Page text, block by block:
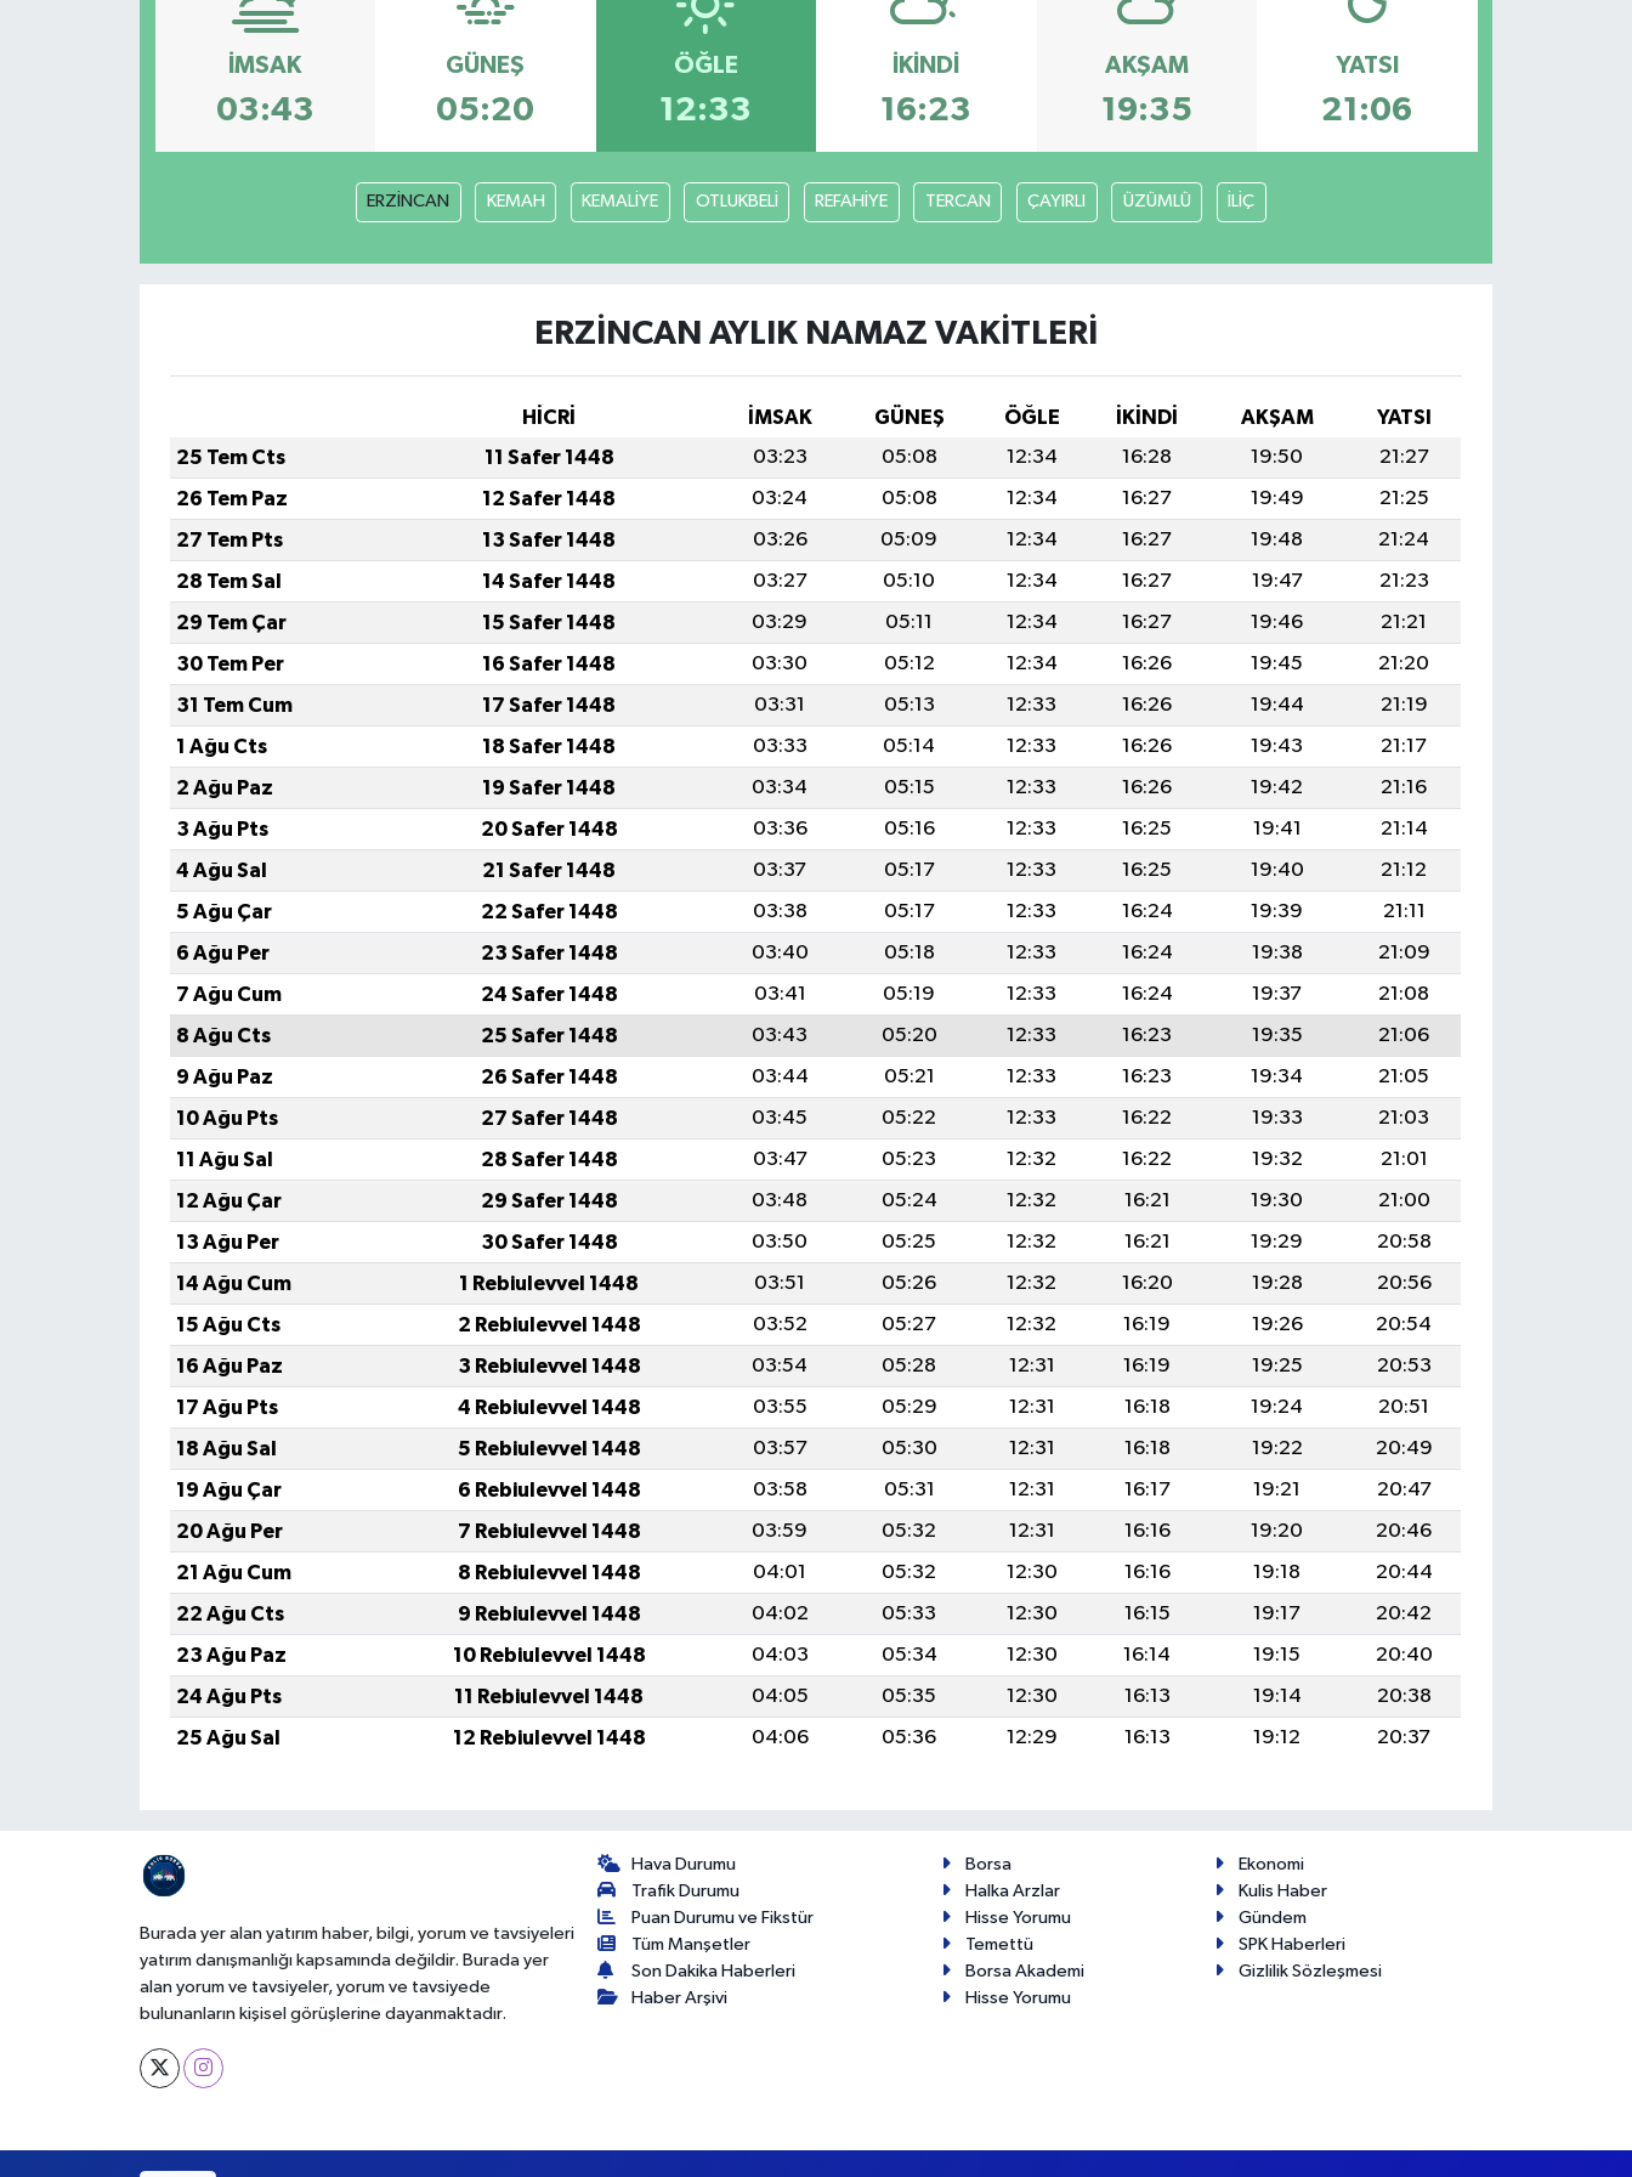
İMSAK
03:43
GÜNEŞ
05:20
ÖĞLE
12:33
İKINDI
16:23
AKŞAM
19:35
YATSI
21:06
ERZİNCAN KEMAH KEMALİYE OTLUKBELİ REFAHİYE TERCAN ÇAYIRLI ÜZÜMLÜ İLİÇ
ERZİNCAN AYLIK NAMAZ VAKITLERI
HİCRİ İMSAK GÜNEŞ ÖĞLE İKINDI AKŞAM
YATSI
25 Tem Cts
11 Safer 1448 03:23 05:08 12:34 16:28 19:50
21:27
26 Tem Paz
12 Safer 1448 03:24 05:08 12:34 16:27 19:49
21:25
27 Tem Pts
13 Safer 1448 03:26 05:09 12:34 16:27 19:48
21:24
28 Tem Sal
14 Safer 1448 03:27 05:10 12:34 16:27 19:47
21:23
29 Tem Çar
15 Safer 1448 03:29 05:11 12:34 16:27 19:46
21:21
30 Tem Per
16 Safer 1448 03:30 05:12 12:34 16:26 19:45
21:20
31 Tem Cum
17 Safer 1448 03:31 05:13 12:33 16:26 19:44
21:19
1 Ağu Cts
18 Safer 1448 03:33 05:14 12:33 16:26 19:43
21:17
2 Ağu Paz
19 Safer 1448 03:34 05:15 12:33 16:26 19:42
21:16
3 Ağu Pts
20 Safer 1448 03:36 05:16 12:33 16:25 19:41
21:14
4 Ağu Sal
21 Safer 1448 03:37 05:17 12:33 16:25 19:40
21:12
5 Ağu Çar
22 Safer 1448 03:38 05:17 12:33 16:24 19:39
21:11
6 Ağu Per
23 Safer 1448 03:40 05:18 12:33 16:24 19:38
21:09
7 Ağu Cum
24 Safer 1448 03:41 05:19 12:33 16:24 19:37
21:08
8 Ağu Cts
25 Safer 1448 03:43 05:20 12:33 16:23 19:35
21:06
9 Ağu Paz
26 Safer 1448 03:44 05:21 12:33 16:23 19:34
21:05
10 Ağu Pts
27 Safer 1448 03:45 05:22 12:33 16:22 19:33
21:03
11 Ağu Sal
28 Safer 1448 03:47 05:23 12:32 16:22 19:32
21:01
12 Ağu Çar
29 Safer 1448 03:48 05:24 12:32 16:21 19:30
21:00
13 Ağu Per
30 Safer 1448 03:50 05:25 12:32 16:21 19:29
20:58
14 Ağu Cum
1 Rebiulevvel 1448 03:51 05:26 12:32 16:20 19:28
20:56
15 Ağu Cts
2 Rebiulevvel 1448 03:52 05:27 12:32 16:19 19:26
20:54
16 Ağu Paz
3 Rebiulevvel 1448 03:54 05:28 12:31 16:19 19:25
20:53
17 Ağu Pts
4 Rebiulevvel 1448 03:55 05:29 12:31 16:18 19:24
20:51
18 Ağu Sal
5 Rebiulevvel 1448 03:57 05:30 12:31 16:18 19:22
20:49
19 Ağu Çar
6 Rebiulevvel 1448 03:58 05:31 12:31 16:17 19:21
20:47
20 Ağu Per
7 Rebiulevvel 1448 03:59 05:32 12:31 16:16 19:20
20:46
21 Ağu Cum
8 Rebiulevvel 1448 04:01 05:32 12:30 16:16 19:18
20:44
22 Ağu Cts
9 Rebiulevvel 1448 04:02 05:33 12:30 16:15 19:17
20:42
23 Ağu Paz
10 Rebiulevvel 1448 04:03 05:34 12:30 16:14 19:15
20:40
24 Ağu Pts
11 Rebiulevvel 1448 04:05 05:35 12:30 16:13 19:14
20:38
25 Ağu Sal
12 Rebiulevvel 1448 04:06 05:36 12:29 16:13 19:12 20:37
Burada yer alan yatırım haber, bilgi, yorum ve tavsiyeleri
yatırım danışmanlığı kapsamında değildir. Burada yer
alan yorum ve tavsiyeler, yorum ve tavsiyede
bulunanların kişisel görüşlerine dayanmaktadır.
Hava Durumu
Trafik Durumu
Puan Durumu ve Fikstür
Tüm Manşetler
Son Dakika Haberleri
Haber Arşivi
Borsa
Ekonomi
Halka Arzlar
Kulis Haber
Hisse Yorumu
Gündem
Temettü
SPK Haberleri
Borsa Akademi
Gizlilik Sözleşmesi
Hisse Yorumu